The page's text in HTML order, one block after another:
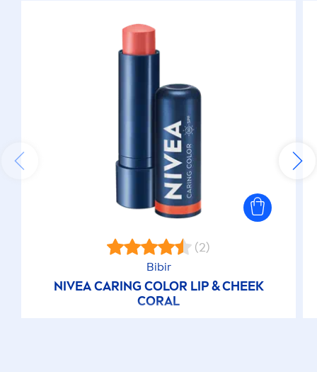
(2)
Bibir
NIVEACARINGCOLOR LIP& CHEEK
CORAL